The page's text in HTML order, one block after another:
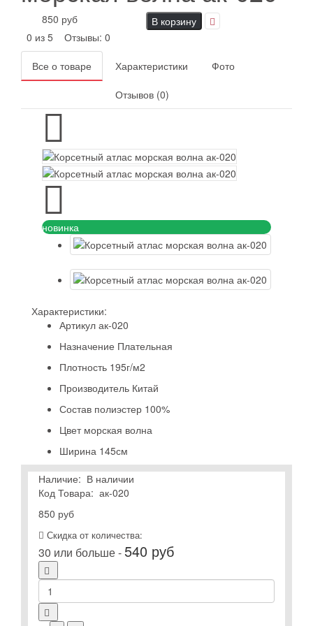
850 руб
В корзину
0 из 5
Отзывы: 0
Все о товаре Характеристики Фото
Отзывов (0)
новинка
Характеристики:
Артикул ак-020
Назначение Плательная
Плотность 195г/м2
Производитель Китай
Состав полиэстер 100%
Цвет морская волна
Ширина 145см
Наличие: В наличии
Код Товара: ак-020
850 руб
Скидка от количества:
30 или больше -540 руб